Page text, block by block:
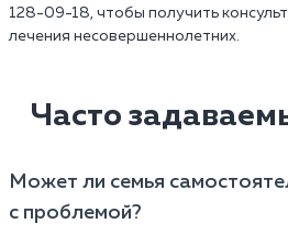
128-09-18, чтобы получить
лечения несовершеннолетних.
Часто
Может ли семья
с проблемой?